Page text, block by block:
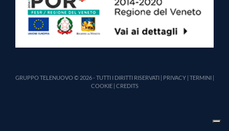
GRUPPO TELENUOVO © 2026 - TUTTI I DIRITTI RISERVATI | PRIVACY| TERMINI|
COOKIE| CREDITS